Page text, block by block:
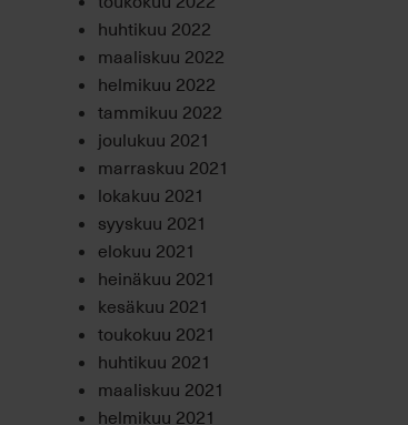
huhtikuu 2022
maaliskuu 2022
helmikuu 2022
tammikuu 2022
joulukuu 2021
marraskuu 2021
lokakuu 2021
syyskuu 2021
elokuu 2021
heinäkuu 2021
kesäkuu 2021
toukokuu 2021
huhtikuu 2021
maaliskuu 2021
helmikuu 2021